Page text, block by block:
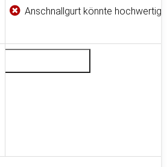
Anschnallgurt könnte